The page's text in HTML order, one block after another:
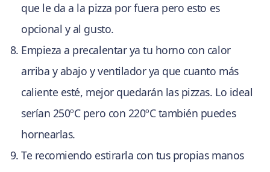
que le da a la pizza por fuera pero esto es
opcional y al gusto.
Empieza a precalentar ya tu horno con calor
arriba y abajo y ventilador ya que cuanto más
caliente esté, mejor quedarán las pizzas. Lo ideal
serían 250ºC pero con 220ºC también puedes
hornearlas.
Te recomiendo estirarla con tus propias manos